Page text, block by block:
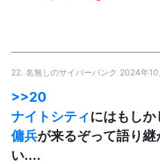
22. 名無しのサイバーパンク 2024年
>>20
ナイトシティにはもしか
傭兵が来るぞって語り
い....